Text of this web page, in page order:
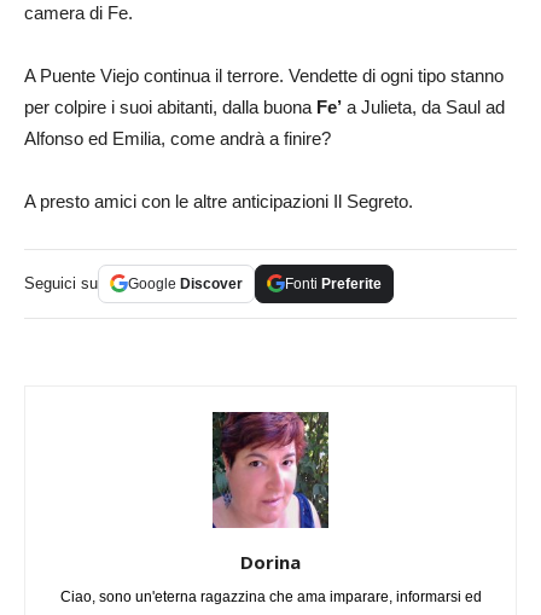
camera di Fe.
A Puente Viejo continua il terrore. Vendette di ogni tipo stanno
per colpire i suoi abitanti, dalla buona Fe’ a Julieta, da Saul ad
Alfonso ed Emilia, come andrà a finire?
A presto amici con le altre anticipazioni Il Segreto.
Seguici su Google Discover Fonti Preferite
Dorina
Ciao, sono un'eterna ragazzina che ama imparare, informarsi ed